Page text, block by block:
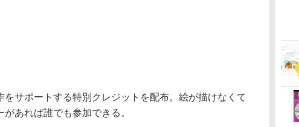
サポートする特別クレジットを配布。絵が描けなくて
あれば誰でも参加できる。